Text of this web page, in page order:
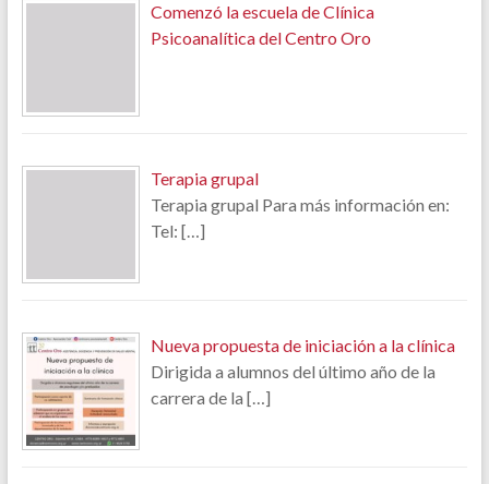
Comenzó la escuela de Clínica
Psicoanalítica del Centro Oro
Terapia grupal
Terapia grupal Para más información en:
Tel: […]
Nueva propuesta de iniciación a la clínica
Dirigida a alumnos del último año de la
carrera de la […]